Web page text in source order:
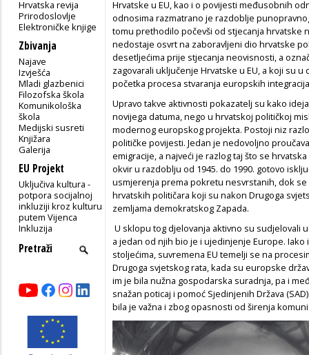
Hrvatska revija
Prirodoslovlje
Elektroničke knjige
Zbivanja
Najave
Izvješća
Mladi glazbenici
Filozofska škola
Komunikološka
škola
Medijski susreti
Knjižara
Galerija
EU Projekt
Uključiva kultura -
potpora socijalnoj
inkluziji kroz kulturu
putem Vijenca
Inkluzija
Hrvatske u EU, kao i o povijesti međusobnih
odnosima razmatrano je razdoblje
tomu prethodilo počevši od stjecanja hrvatske
nedostaje osvrt na zaboravljeni dio hrvatske
desetljećima prije stjecanja neovisnosti, a
zagovarali uključenje Hrvatske u EU, a koji su
početka procesa stvaranja europskih
Upravo takve aktivnosti pokazatelj su kako
novijega datuma, nego u hrvatskoj političkoj
modernog europskog projekta. Postoji niz
političke povijesti. Jedan je nedovoljno
emigracije, a najveći je razlog taj što se
okvir u razdoblju od 1945. do 1990. gotovo
usmjerenja prema pokretu nesvrstanih, dok
hrvatskih političara koji su nakon Drugoga
zemljama demokratskog Zapada.
U sklopu tog djelovanja aktivno su sudjelovali
a jedan od njih bio je i ujedinjenje Europe.
stoljećima, suvremena EU temelji se na
Drugoga svjetskog rata, kada su europske
im je bila nužna gospodarska suradnja, pa i
snažan poticaj i pomoć Sjedinjenih Država
bila je važna i zbog opasnosti od širenja